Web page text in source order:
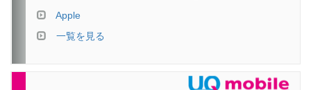
Apple
一覧を見る